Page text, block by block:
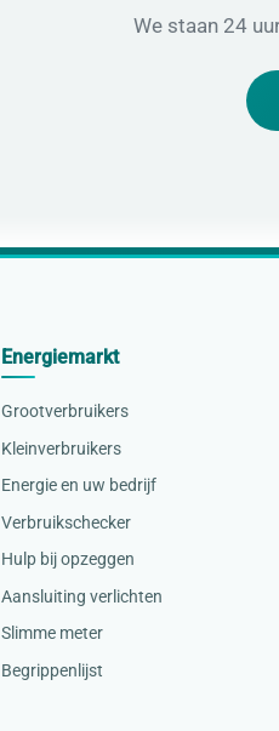
We staan 24
Energiemarkt
Grootverbruikers
Kleinverbruikers
Energie en uw bedrijf
Verbruikschecker
Hulp bij opzeggen
Aansluiting verlichten
Slimme meter
Begrippenlijst